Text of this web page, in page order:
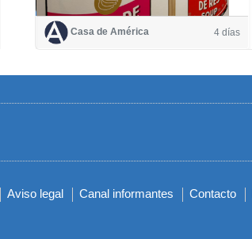
Casa de América 4 días
Menú
Aviso legal Canal informantes Contacto